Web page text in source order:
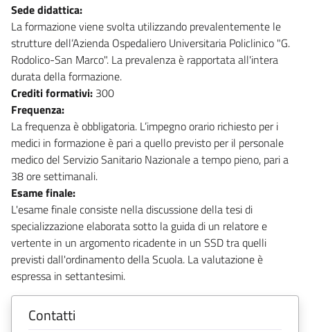
Sede didattica:
La formazione viene svolta utilizzando prevalentemente le
strutture dell’Azienda Ospedaliero Universitaria Policlinico "G.
Rodolico-San Marco". La prevalenza è rapportata all'intera
durata della formazione.
Crediti formativi: 300
Frequenza:
La frequenza è obbligatoria. L’impegno orario richiesto per i
medici in formazione è pari a quello previsto per il personale
medico del Servizio Sanitario Nazionale a tempo pieno, pari a
38 ore settimanali.
Esame finale:
L'esame finale consiste nella discussione della tesi di
specializzazione elaborata sotto la guida di un relatore e
vertente in un argomento ricadente in un SSD tra quelli
previsti dall'ordinamento della Scuola. La valutazione è
espressa in settantesimi.
Contatti